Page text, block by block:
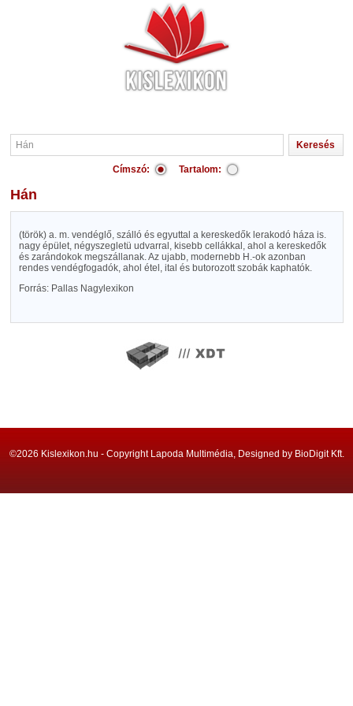
Címszó: Tartalom:
Hán
(török) a. m. vendéglő, szálló és egyuttal a kereskedők lerakodó háza is.
nagy épület, négyszegletü udvarral, kisebb cellákkal, ahol a kereskedők
és zarándokok megszállanak. Az ujabb, modernebb H.-ok azonban
rendes vendégfogadók, ahol étel, ital és butorozott szobák kaphatók.
Forrás: Pallas Nagylexikon
©2026 Kislexikon.hu - Copyright Lapoda Multimédia, Designed by BioDigit Kft.